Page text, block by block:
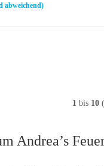
abweichend)
1bis 10
Andrea’s